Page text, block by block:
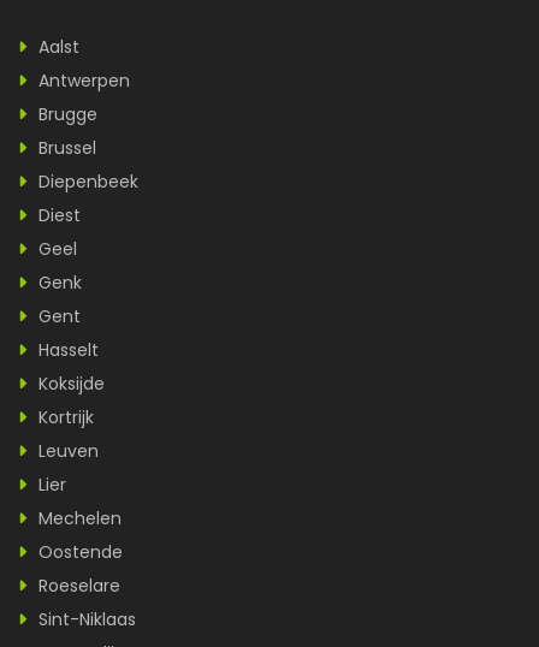
Aalst
Antwerpen
Brugge
Brussel
Diepenbeek
Diest
Geel
Genk
Gent
Hasselt
Koksijde
Kortrijk
Leuven
Lier
Mechelen
Oostende
Roeselare
Sint-Niklaas